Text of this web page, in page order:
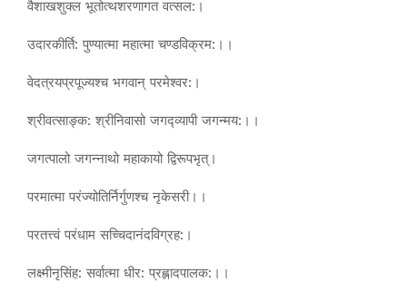
वैशाखशुक्ल भूतोत्थशरणागत वत्सल:।
उदारकीर्ति: पुण्यात्मा महात्मा चण्डविक्रम:।।
वेदत्रयप्रपूज्यश्च भगवान् परमेश्वर:।
श्रीवत्साङ्क: श्रीनिवासो जगद्व्यापी जगन्मय:।।
जगत्पालो जगन्नाथो महाकायो द्विरूपभृत्।
परमात्मा परंज्योतिर्निर्गुणश्च नृकेसरी।।
परतत्त्वं परंधाम सच्चिदानंदविग्रह:।
लक्ष्मीनृसिंह: सर्वात्मा धीर: प्रह्लादपालक:।।